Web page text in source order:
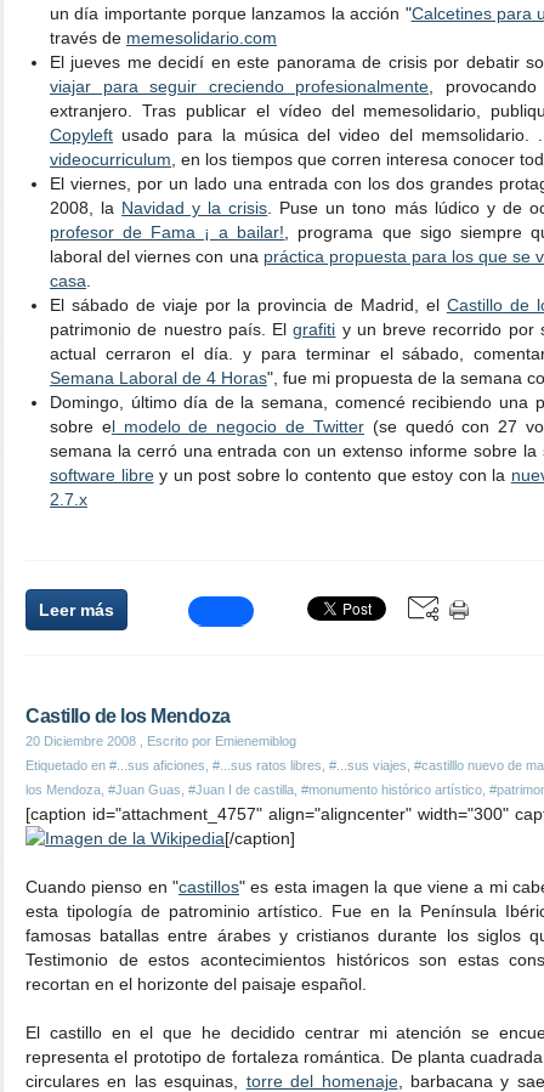
un día importante porque lanzamos la acción "Calcetines para
través de memesolidario.com
El jueves me decidí en este panorama de crisis por debatir
viajar para seguir creciendo profesionalmente ,
extranjero. Tras publicar el vídeo del memesolidario,
Copyleft usado para la música del video del memsolidario.
videocurriculum , en los tiempos que corren interesa conocer
El viernes, por un lado una entrada con los dos grandes
2008, la Navidad y la crisis . Puse un tono más lúdico y de
profesor de Fama ¡ a bailar! , programa que sigo siempre
laboral del viernes con una práctica propuesta para los que se
casa
El sábado de viaje por la provincia de Madrid, el Castillo de
patrimonio de nuestro país. Elgrafiti y un breve recorrido por
actual cerraron el día. y para terminar el sábado,
Semana Laboral de 4 Horas", fue mi propuesta de la semana
Domingo, último día de la semana, comencé recibiendo una
sobre el modelo de negocio de Twitter(se quedó con 27
semana la cerró una entrada con un extenso informe sobre
software librey un post sobre lo contento que estoy con la
2.7.x
Leer más
Castillo de los Mendoza
20 Diciembre 2008 , Escrito por Emienemiblog
Etiquetado en #...sus aficiones #...sus ratos libres #...sus viajes #castilllo nuevo de
los Mendoza #Juan Guas #Juan I de castilla #monumento histórico artístico
[caption id="attachment_4757" align="aligncenter" width="300"
[/caption]
Cuando pienso en "castillos" es esta imagen la que viene a mi
esta tipología de patrominio artístico. Fue en la Península
famosas batallas entre árabes y cristianos durante los siglos
Testimonio de estos acontecimientos históricos son estas
recortan en el horizonte del paisaje español.
El castillo en el que he decidido centrar mi atención se
representa el prototipo de fortaleza romántica. De planta
circulares en las esquinas, torre del homenaje, barbacana y